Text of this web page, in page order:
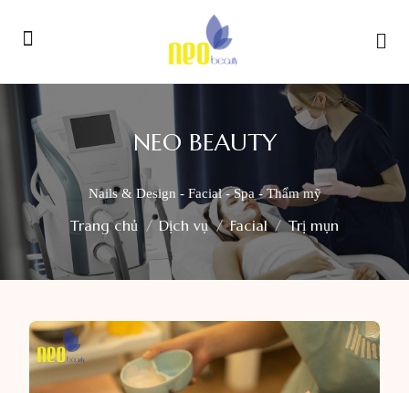
NEO BEAUTY
Nails & Design - Facial - Spa - Thẩm mỹ
Trang chủ Dịch vụ Facial Trị mụn